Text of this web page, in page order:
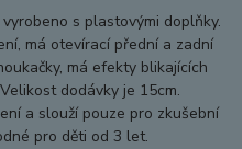
s plastovými doplňky.
má otevírací přední a zadní
má efekty blikajících
dodávky je 15cm.
a slouží pouze pro zkušební
pro děti od 3 let.